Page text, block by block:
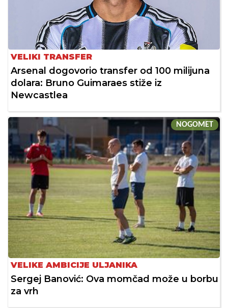
VELIKI TRANSFER
Arsenal dogovorio transfer od 100 milijuna
dolara: Bruno Guimaraes stiže iz
Newcastlea
NOGOMET
VELIKE AMBICIJE ULJANIKA
Sergej Banović: Ova momčad može u borbu
za vrh